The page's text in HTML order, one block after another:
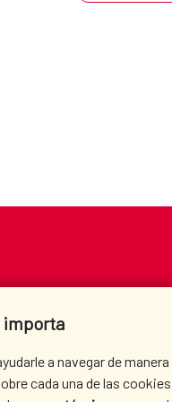
importa
a navegar de
cada una de las